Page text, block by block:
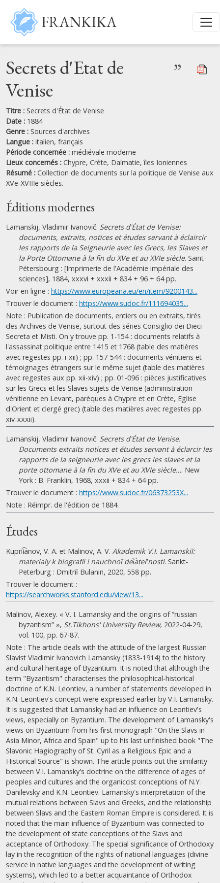
Aller au contenu principal
FRANKIKA
Secrets d'Etat de
Venise
”
Titre : Secrets d'État de Venise
Date : 1884
Genre : Sources d'archives
Langue : italien, français
Période concernée : médiévale moderne
Lieux concernés : Chypre, Crète, Dalmatie,îles Ioniennes
Résumé : Collection de documents sur la politique de Venise aux
XVe-XVIIIe siècles.
Éditions modernes
Lamanskij, Vladimir Ivanovič. Secrets d'État de Venise:
documents, extraits, notices et études servant à éclaircir
les rapports de la Seigneurie avec les Grecs, les Slaves et
la Porte Ottomane à la fin du XVe et au XVIe siècle. Saint-
Pétersbourg : [Imprimerie de l'Académie impériale des
sciences], 1884, xxxvi + xxxii + 834 + 96 + 64 pp.
Voir en ligne : https://www.europeana.eu/en/item/9200143...
Trouver le document : https://www.sudoc.fr/111694035...
Note : Publication de documents, entiers ou en extraits, tirés
des Archives de Venise, surtout des séries Consiglio dei Dieci
Secreta et Misti. On y trouve pp. 1-154 : documents relatifs à
l'assassinat politique entre 1415 et 1768 (table des matières
avec regestes pp. i-xii) ; pp. 157-544 : documents vénitiens et
témoignages étrangers sur le même sujet (table des matières
avec regestes aux pp. xii-xiv) ; pp. 01-096 : pièces justificatives
sur les Grecs et les Slaves sujets de Venise (administration
vénitienne en Levant, parèques à Chypre et en Crète, Eglise
d'Orient et clergé grec) (table des matières avec regestes pp.
xiv-xxxii).
Lamanskij, Vladimir Ivanovič. Secrets d'État de Venise.
Documents extraits notices et études servant à éclarcir les
rapports de la seigneurie avec les grecs les slaves et la
porte ottomane à la fin du XVe et au XVIe siècle…. New
York : B. Franklin, 1968, xxxii + 834 + 64 pp.
Trouver le document : https://www.sudoc.fr/06373253X...
Note : Réimpr. de l'édition de 1884.
Études
Kuprii͡anov, V. A. et Malinov, A. V. Akademik V.I. Lamanskiĭ:
materialy k biografii i nauchnoĭ dei͡atelʹnosti. Sankt-
Peterburg : Dmitriĭ Bulanin, 2020, 558 pp.
Trouver le document :
https://searchworks.stanford.edu/view/13...
Malinov, Alexey. « V. I. Lamansky and the origins of “russian
byzantism” », St.Tikhons' University Review, 2022-04-29,
vol. 100, pp. 67-87.
Note : The article deals with the attitude of the largest Russian
Slavist Vladimir Ivanovich Lamansky (1833-1914) to the history
and cultural heritage of Byzantium. It is noted that although the
term "Byzantism" characterises the philosophical-historical
doctrine of K.N. Leontiev, a number of statements developed in
K.N. Leontiev's concept were expressed earlier by V.I. Lamansky.
It is suggested that Lamansky had an influence on Leontiev's
views, especially on Byzantium. The development of Lamansky's
views on Byzantium from his first monograph "On the Slavs in
Asia Minor, Africa and Spain" up to his last unfinished book "The
Slavonic Hagiography of St. Cyril as a Religious Epic and a
Historical Source" is shown. The article points out the similarity
between V.I. Lamansky's doctrine on the difference of ages of
peoples and cultures and the organiccist conceptions of N.Y.
Danilevsky and K.N. Leontiev. Lamansky's interpretation of the
mutual relations between Slavs and Greeks, and the relationship
between Slavs and the Eastern Roman Empire is considered. It is
noted that the main influence of Byzantium was connected to
the development of state conceptions of the Slavs and
acceptance of Orthodoxy. The special significance of Orthodoxy
lay in the recognition of the rights of national languages (divine
service in native languages and the development of writing
systems), which led to a better acquaintance of Orthodox